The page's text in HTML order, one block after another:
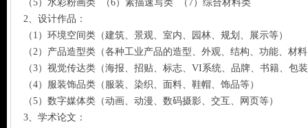
（5）水彩粉画类 （6）素描速写类 （7）综合材料类
2、设计作品：
（1）环境空间类（建筑、景观、室内、园林、规划、展示等）
（2）产品造型类（各种工业产品的造型、外观、结构、功能、材
（3）视觉传达类（海报、招贴、标志、VI系统、品牌、书籍、包
（4）服装饰品类（服装、染织、面料、鞋帽、饰品等）
（5）数字媒体类（动画、动漫、数码摄影、交互、网页等）
3、学术论文：